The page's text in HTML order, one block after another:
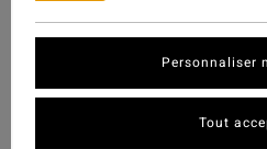
Personnaliser
Tout